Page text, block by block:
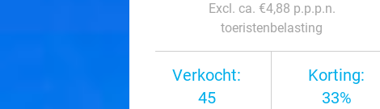
Excl. ca. €4,88 p.p.p.n.
toeristenbelasting
Verkocht:
45
Korting:
33%